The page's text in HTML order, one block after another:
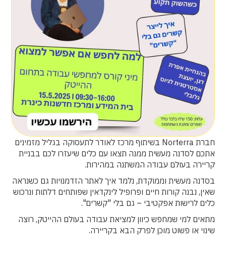
חברת Norterra בשיתוף מרכז לאודר לתעסוקה בגליל מזמינים
אתכם לסדנה מעשית ממנה תצאו עם כלים שיעזרו לכם בבניית
קריירה בעולם עבודה המשתנה במהירות.
בסדנה מעשית וממוקדת, נלמד איך לאתר הזדמנויות גם כשנראה
שאין, נבנה קורות חיים ופרופיל לינקדאין שפותחים דלתות ונרכוש
כלים לרישות אפקטיבי – גם בלי "קשרים".
מתאים למי שמחפש כיוון למציאת עבודה בעולם ההייטק, רוצה
שינוי או פשוט מוכן לפרק הבא בקריירה.